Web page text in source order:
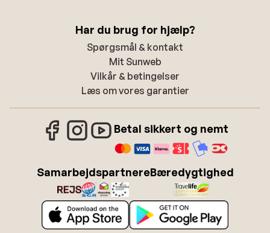
Har du brug for hjælp?
Spørgsmål & kontakt
Mit Sunweb
Vilkår & betingelser
Læs om vores garantier
Betal sikkert og nemt
SamarbejdspartnereBæredygtighed